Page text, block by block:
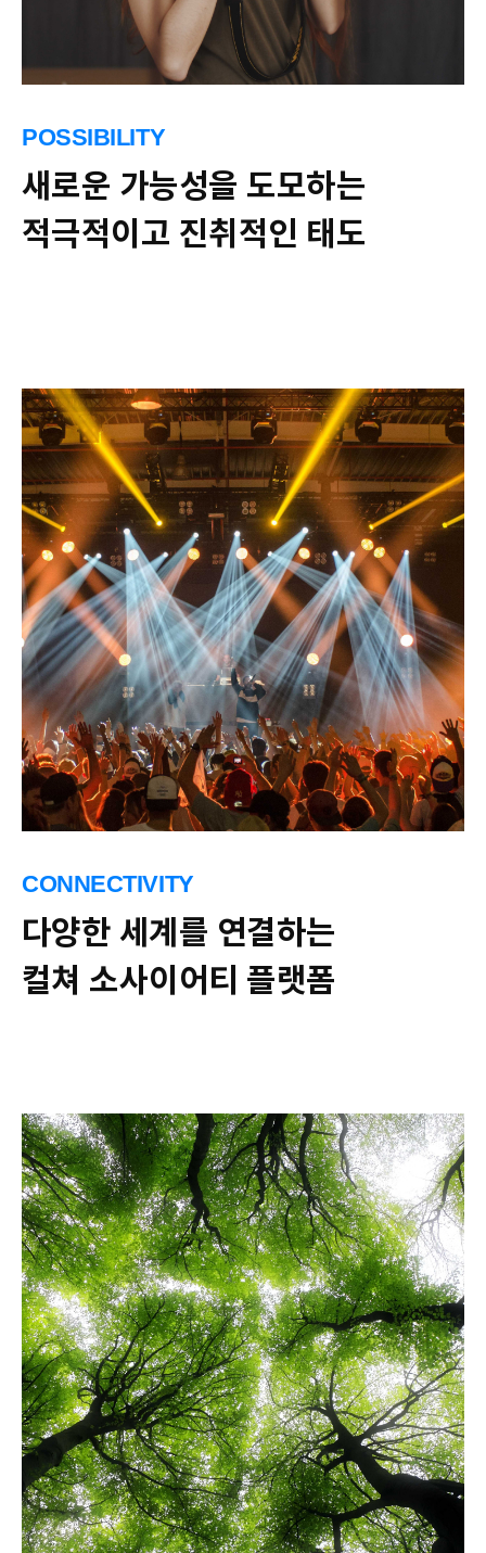
POSSIBILITY
새로운 가능성을 도모하는
적극적이고 진취적인 태도
CONNECTIVITY
다양한 세계를 연결하는
컬쳐 소사이어티 플랫폼